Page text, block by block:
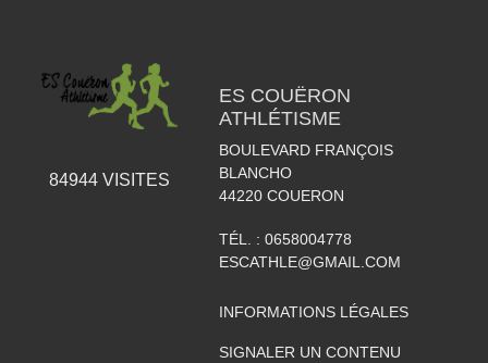
84944VISITES
ES COUËRON
ATHLÉTISME
BOULEVARD FRANÇOIS
BLANCHO
44220 COUERON
TÉL. : 0658004778
ESCATHLE@GMAIL.COM
INFORMATIONS LÉGALES
SIGNALER UN CONTENU